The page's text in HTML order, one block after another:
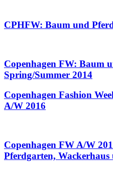
CPHFW: Baum und
Copenhagen FW: Baum
Spring/Summer 2014
Copenhagen Fashion
A/W 2016
Copenhagen FW A/W
Pferdgarten, Wackerhaus